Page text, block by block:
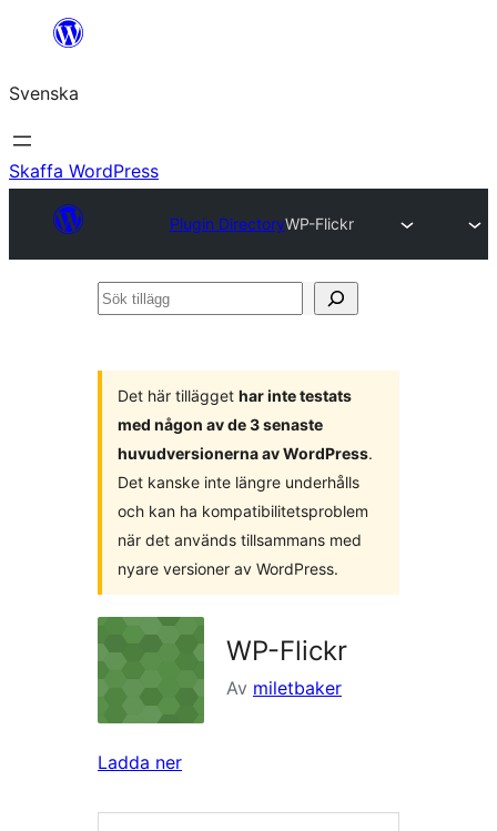
Hoppa
innehåll
Svenska
Skaffa WordPress
Plugin DirectoryWP-Flickr
Sök
Det här tillägget har inte testats
med någon av de 3 senaste
huvudversionerna av WordPress.
Det kanske inte längre underhålls
och kan ha kompatibilitetsproblem
när det används tillsammans med
nyare versioner av WordPress.
WP-Flickr
Av miletbaker
Ladda ner